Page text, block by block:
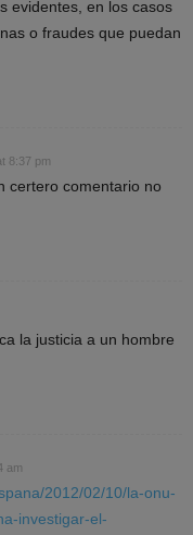
evidentes, en los casos
o fraudes que puedan
8:37 pm
certero comentario no
la justicia a un hombre
am
2012/02/10/la-onu-
investigar-el-